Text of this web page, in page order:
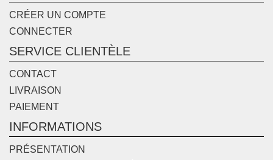
CRÉER UN COMPTE
CONNECTER
SERVICE CLIENTÈLE
CONTACT
LIVRAISON
PAIEMENT
INFORMATIONS
PRÉSENTATION